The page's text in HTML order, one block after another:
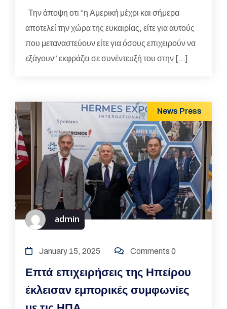
Την άποψη οτι “η Αμερική μέχρι και σήμερα
αποτελεί την χώρα της ευκαιρίας, είτε για αυτούς
που μεταναστεύουν είτε για όσους επιχειρούν να
εξάγουν” εκφράζει σε συνέντευξή του στην […]
News Press
admin
January 15, 2025 Comments 0
Επτά επιχειρήσεις της Ηπείρου
έκλεισαν εμπορικές συμφωνίες